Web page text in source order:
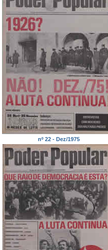
nº 22 - Dez/1975